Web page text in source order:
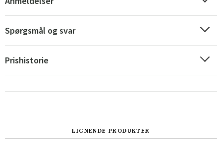
Spørgsmål og svar
Prishistorie
LIGNENDE PRODUKTER